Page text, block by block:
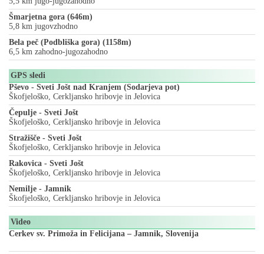
Šmarjetna gora (646m)
5,8 km jugovzhodno
Bela peč (Podbliška gora) (1158m)
6,5 km zahodno-jugozahodno
GPS sledi
Pševo - Sveti Jošt nad Kranjem (Sodarjeva pot)
Škofjeloško, Cerkljansko hribovje in Jelovica
Čepulje - Sveti Jošt
Škofjeloško, Cerkljansko hribovje in Jelovica
Stražišče - Sveti Jošt
Škofjeloško, Cerkljansko hribovje in Jelovica
Rakovica - Sveti Jošt
Škofjeloško, Cerkljansko hribovje in Jelovica
Nemilje - Jamnik
Škofjeloško, Cerkljansko hribovje in Jelovica
Video
Cerkev sv. Primoža in Felicijana – Jamnik, Slovenija